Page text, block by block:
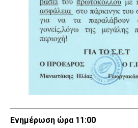
Ενημέρωση ώρα 11:00